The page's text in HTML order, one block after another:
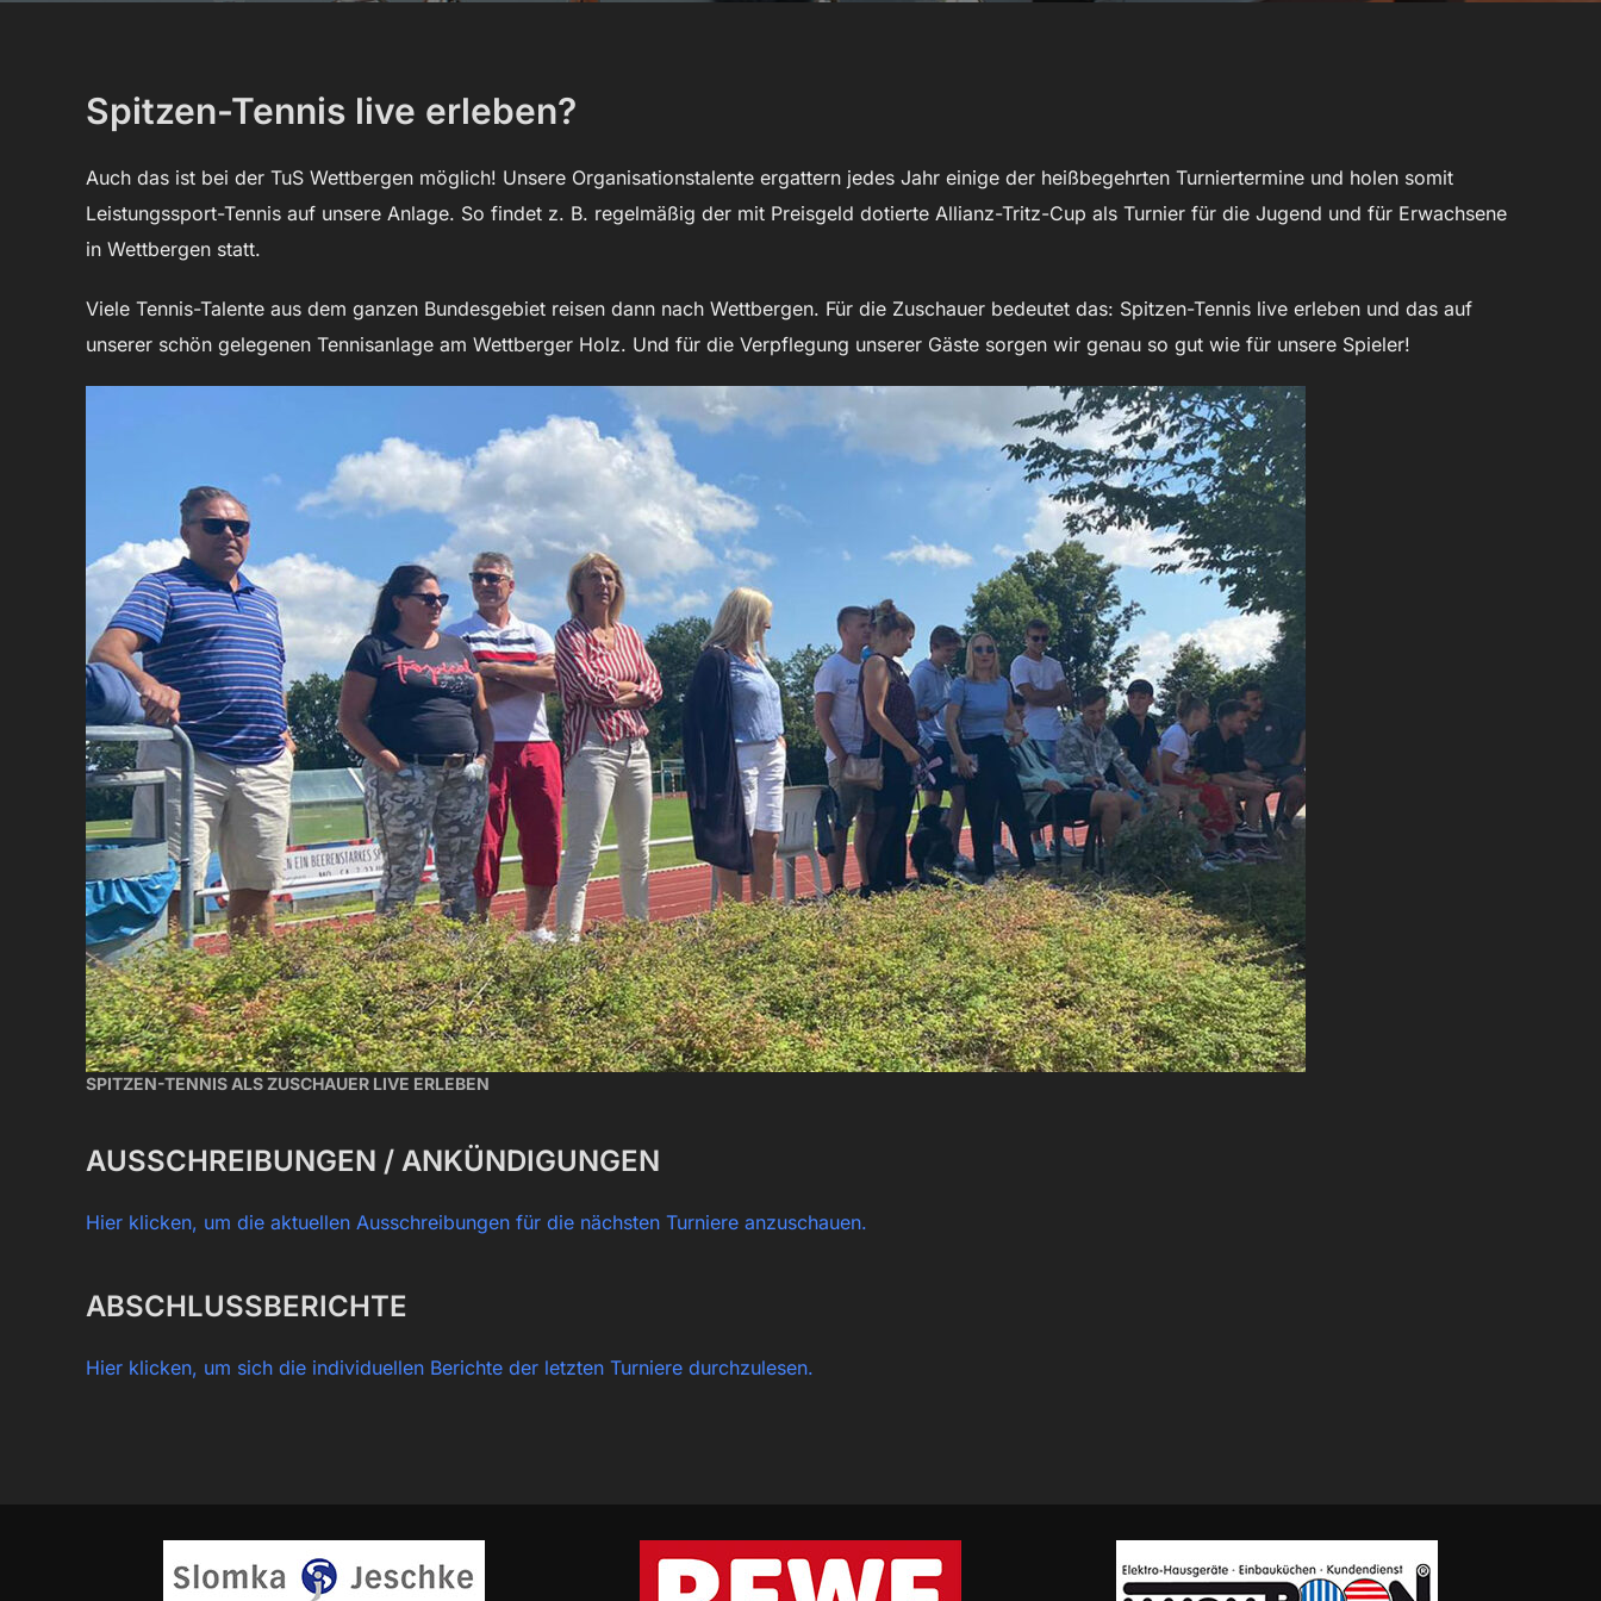
Spitzen-Tennis live erleben?
Auch das ist bei der TuS Wettbergen möglich! Unsere Organisationstalente ergattern jedes Jahr einige der heißbegehrten Turniertermine und holen somit
Leistungssport-Tennis auf unsere Anlage. So findet z. B. regelmäßig der mit Preisgeld dotierte Allianz-Tritz-Cup als Turnier für die Jugend und für Erwachsene
in Wettbergen statt.
Viele Tennis-Talente aus dem ganzen Bundesgebiet reisen dann nach Wettbergen. Für die Zuschauer bedeutet das: Spitzen-Tennis live erleben und das auf
unserer schön gelegenen Tennisanlage am Wettberger Holz. Und für die Verpflegung unserer Gäste sorgen wir genau so gut wie für unsere Spieler!
SPITZEN-TENNIS ALS ZUSCHAUER LIVE ERLEBEN
AUSSCHREIBUNGEN / ANKÜNDIGUNGEN
Hier klicken, um die aktuellen Ausschreibungen für die nächsten Turniere anzuschauen.
ABSCHLUSSBERICHTE
Hier klicken, um sich die individuellen Berichte der letzten Turniere durchzulesen.